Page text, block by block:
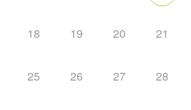
18 19 20 21
25 26 27 28